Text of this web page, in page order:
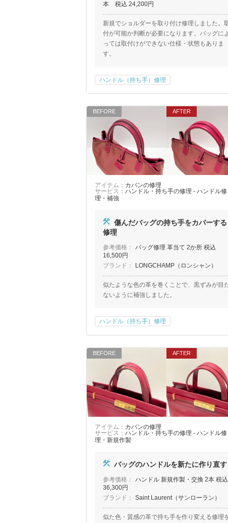
本 税込 24,200円
新規でショルダーを取り付け修理しました。
付が可能か判断が必要になります。バッグによ
っては取付けができない仕様・状態もありま
す。
ハンドル（持ち手）修理
アイテム： カバンの修理
サービス： ハンドル・持ち手の修理 - ハンドル修
理・補強
傷んだバッグの持ち手をカバーする
修理
参考価格：
バッグ修理 革当て 2か所 税込
16,500円
ブランド：
LONGCHAMP（ロンシャン）
似たような色の革を巻くことで、黒ずみが目
ないように補強しました。
ハンドル（持ち手）修理
アイテム： カバンの修理
サービス： ハンドル・持ち手の修理 - ハンドル修
理・新規作製
バッグのハンドルを新たに作り直す
参考価格：
ハンドル 新規作製・交換 2本 税込
36,300円
ブランド：
Saint Laurent（サンローラン）
似た色・質感の革で持ち手を作り変える修理